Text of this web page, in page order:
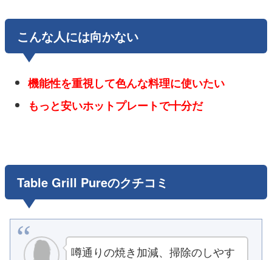
こんな人には向かない
機能性を重視して色んな料理に使いたい
もっと安いホットプレートで十分だ
Table Grill Pureのクチコミ
噂通りの焼き加減、掃除のしやす